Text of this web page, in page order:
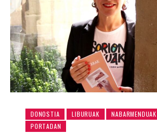
DONOSTIA LIBURUAK NABARMENDUAK
PORTADAN